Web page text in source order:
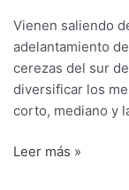
Vienen saliendo
adelantamiento
cerezas del sur
diversificar los
corto, mediano y
Leer más »